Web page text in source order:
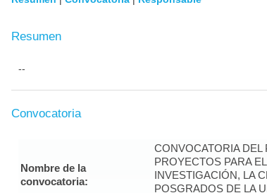
Resumen
--
Convocatoria
Nombre de la
convocatoria:
CONVOCATORIA DEL
PROYECTOS PARA
INVESTIGACIÓN, LA
POSGRADOS DE LA